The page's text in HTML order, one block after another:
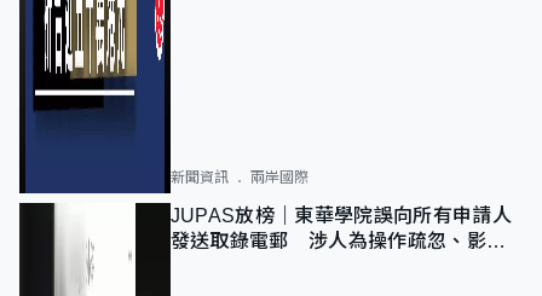
新聞資訊 兩岸國際
JUPAS放榜｜東華學院誤向所有申請人
發送取錄電郵 涉人為操作疏忽、影響